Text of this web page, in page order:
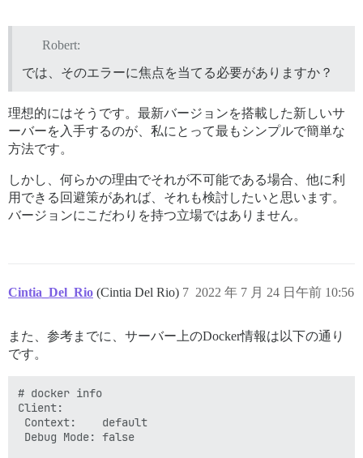
Robert:
では、そのエラーに焦点を当てる必要がありますか？
理想的にはそうです。最新バージョンを搭載した新しいサ
ーバーを入手するのが、私にとって最もシンプルで簡単な
方法です。
しかし、何らかの理由でそれが不可能である場合、他に利
用できる回避策があれば、それも検討したいと思います。
バージョンにこだわりを持つ立場ではありません。
Cintia_Del_Rio (Cintia Del Rio) 2022 年 7 月 24 日午前 10:56
7
また、参考までに、サーバー上のDocker情報は以下の通り
です。
# docker info
Client:
Context:    default
Debug Mode: false